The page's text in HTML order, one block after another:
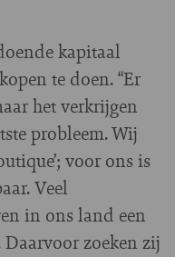
kapitaal
te doen. “Er
het verkrijgen
probleem. Wij
voor ons is
Veel
in ons land een
zoeken zij